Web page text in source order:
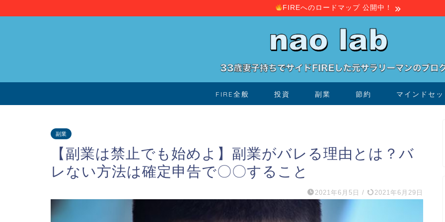
FIREへのロードマップ 公開中！
FIRE全般 投資 副業 節約 マインドセ
副業
【副業は禁止でも始めよ】副業がバレる理由とは？バ
レない方法は確定申告で〇〇すること
2021年6月5日 / 2021年6月29日